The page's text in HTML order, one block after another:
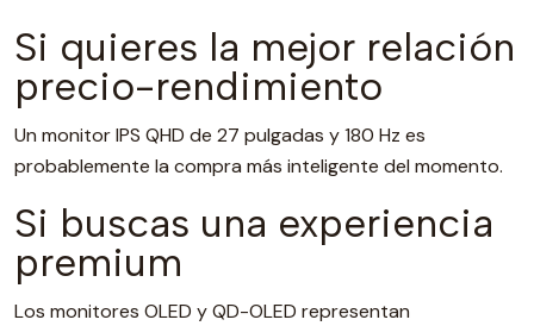
Si quieres la mejor relación
precio-rendimiento
Un monitor IPS QHD de 27 pulgadas y 180 Hz es
probablemente la compra más inteligente del momento.
Si buscas una experiencia
premium
Los monitores OLED y QD-OLED representan